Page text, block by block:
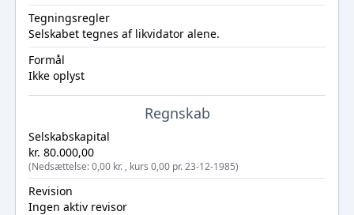
Tegningsregler
Selskabet tegnes af likvidator alene.
Formål
Ikke oplyst
Regnskab
Selskabskapital
kr. 80.000,00
(Nedsættelse: 0,00 kr. , kurs 0,00 pr. 23-12-1985)
Revision
Ingen aktiv revisor